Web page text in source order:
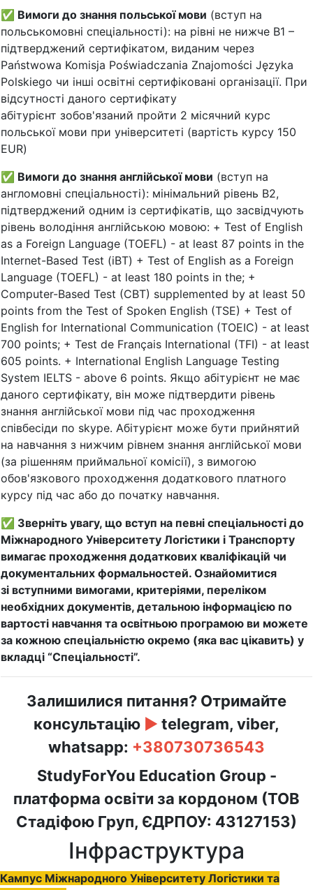
✅ Вимоги до знання польської мови (вступ на
польськомовні спеціальності): на рівні не нижче В1 –
підтверджений сертифікатом, виданим через
Państwowa Komisja Poświadczania Znajomości Języka
Polskiego чи інші освітні сертифіковані організації. При
відсутності даного сертифікату
абітурієнт зобов'язаний пройти 2 місячний курс
польської мови при університеті (вартість курсу 150
EUR)
✅ Вимоги до знання англійської мови (вступ на
англомовні спеціальності): мінімальний рівень В2,
підтверджений одним із сертифікатів, що засвідчують
рівень володіння англійською мовою: + Test of English
as a Foreign Language (TOEFL) - at least 87 points in the
Internet-Based Test (iBT) + Test of English as a Foreign
Language (TOEFL) - at least 180 points in the; +
Computer-Based Test (CBT) supplemented by at least 50
points from the Test of Spoken English (TSE) + Test of
English for International Communication (TOEIC) - at least
700 points; + Test de Français International (TFI) - at least
605 points. + International English Language Testing
System IELTS - above 6 points. Якщо абітурієнт не має
даного сертифікату, він може підтвердити рівень
знання англійської мови під час проходження
співбесіди по skype. Абітурієнт може бути прийнятий
на навчання з нижчим рівнем знання англійської мови
(за рішенням приймальної комісії), з вимогою
обов'язкового проходження додаткового платного
курсу під час або до початку навчання.
✅ Зверніть увагу, що вступ на певні спеціальності до
Міжнародного Університету Логістики і Транспорту
вимагає проходження додаткових кваліфікацій чи
документальних формальностей. Ознайомитися
зі вступними вимогами, критеріями, переліком
необхідних документів, детальною інформацією по
вартості навчання та освітньою програмою ви можете
за кожною спеціальністю окремо (яка вас цікавить) у
вкладці “Спеціальності”.
Залишилися питання? Отримайте
консультацію ► telegram, viber,
whatsapp: +380730736543
StudyForYou Education Group -
платформа освіти за кордоном (ТОВ
Стадіфою Груп, ЄДРПОУ: 43127153)
Інфраструктура
Кампус Міжнародного Університету Логістики та